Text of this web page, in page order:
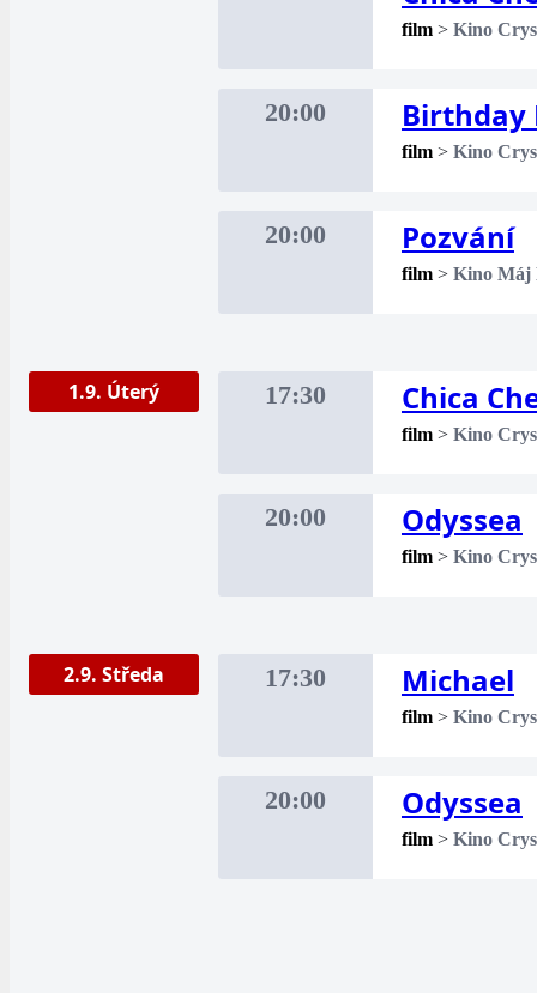
film > Kino
20:00 Birthday
film > Kino
20:00 Pozvání
film > Kino Máj
1.9. Úterý 17:30 Chica
film > Kino
20:00 Odyssea
film > Kino
2.9. Středa 17:30 Michael
film > Kino
20:00 Odyssea
film > Kino